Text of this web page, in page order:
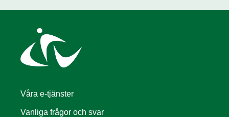
Våra e-tjänster
Vanliga frågor och svar